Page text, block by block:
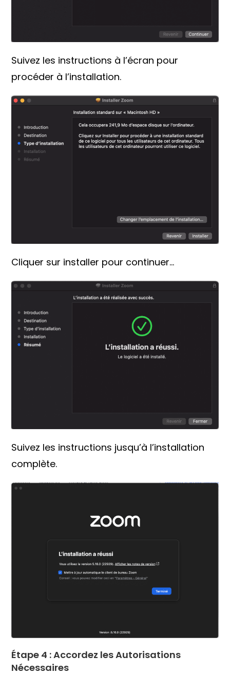
Suivez les instructions à l’écran pour
procéder à l’installation.
Cliquer sur installer pour continuer…
Suivez les instructions jusqu’à l’installation
complète.
Étape 4 :Accordez les Autorisations
Nécessaires